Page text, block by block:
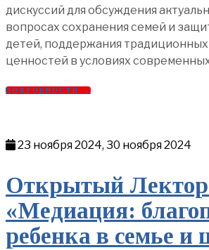
дискуссий для обсуждения
вопросах сохранения семей и
детей, поддержания
ценностей в условиях
ПОДРОБНОСТИ →
23 ноября 2024, 30 ноября 2024
Открытый
«Медиация:
ребенка в семье и